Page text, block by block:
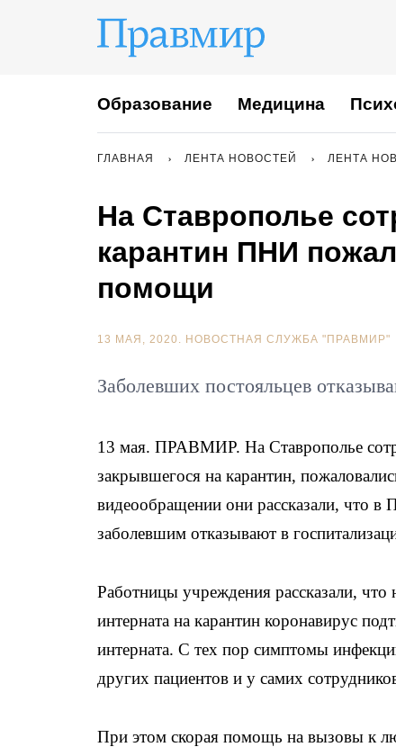
Образование Медицина
ГЛАВНАЯ ЛЕНТА НОВОСТЕЙ ЛЕНТА
На Ставрополье
карантин ПНИ
помощи
13 МАЯ, 2020. НОВОСТНАЯ СЛУЖБА "ПРАВМИР"
Заболевших постояльцев
13 мая. ПРАВМИР. На Ставрополье
закрывшегося на карантин,
видеообращении они рассказали, что
заболевшим отказывают в
Работницы учреждения рассказали, что
интерната на карантин коронавирус
интерната. С тех пор симптомы
других пациентов и у самих
При этом скорая помощь на вызовы к